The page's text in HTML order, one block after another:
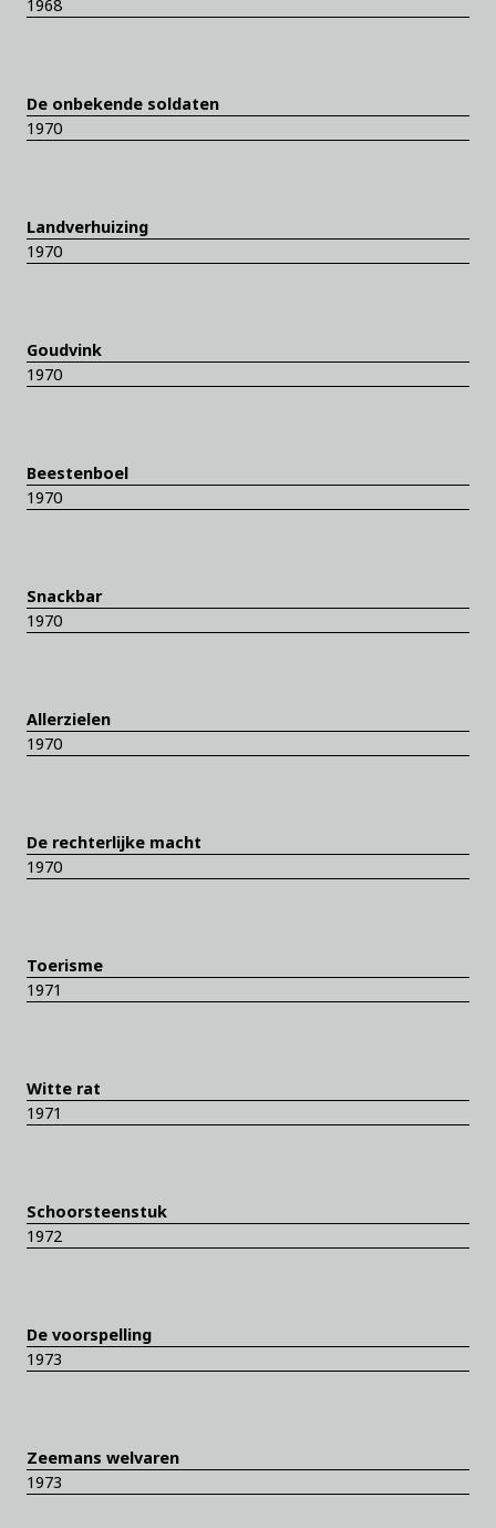
1968
De onbekende soldaten
1970
Landverhuizing
1970
Goudvink
1970
Beestenboel
1970
Snackbar
1970
Allerzielen
1970
De rechterlijke macht
1970
Toerisme
1971
Witte rat
1971
Schoorsteenstuk
1972
De voorspelling
1973
Zeemans welvaren
1973